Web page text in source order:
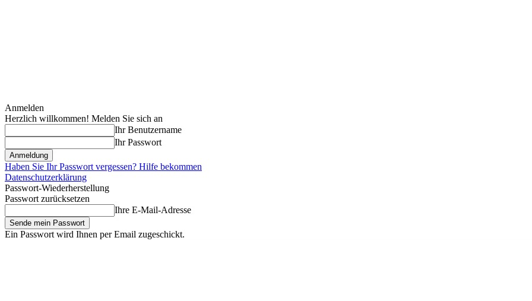
Anmelden
Herzlich willkommen! Melden Sie sich an
Ihr Benutzername
Ihr Passwort
Haben Sie Ihr Passwort vergessen? Hilfe bekommen
Datenschutzerklärung
Passwort-Wiederherstellung
Passwort zurücksetzen
Ihre E-Mail-Adresse
Ein Passwort wird Ihnen per Email zugeschickt.